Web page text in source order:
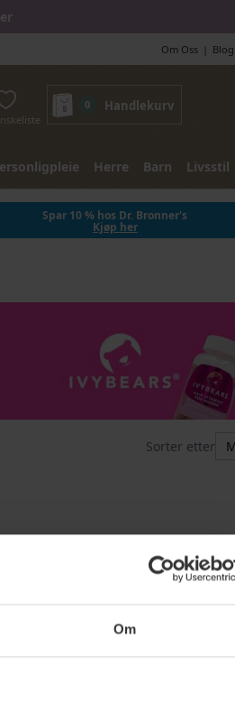
Om
Om Oss Blog
0 Handlekurv
Herre Barn Livsstil
Spar 10 % hos Dr. Bronner's
Kjøp her
Sorter etter